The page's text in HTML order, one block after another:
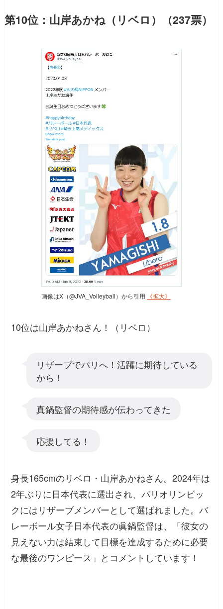
第10位：山岸あかね（リベロ）（237票）
画像はX（@JVA_Volleyball）から引用 《拡大》
10位は山岸あかねさん！（リベロ）
リザーブでパリへ！活躍に期待している
から！
真鍋監督の期待感が伝わってきた
応援してる！
身長165cmのリベロ・山岸あかねさん。2024年は
2年ぶりに日本代表に選出され、パリオリンピッ
クにはリザーブメンバーとして選ばれました。バ
レーボール女子日本代表の眞鍋監督は、「彼女の
見えない力は結束して目標を達成するために必要
な最後のワンピース」とコメントしています！